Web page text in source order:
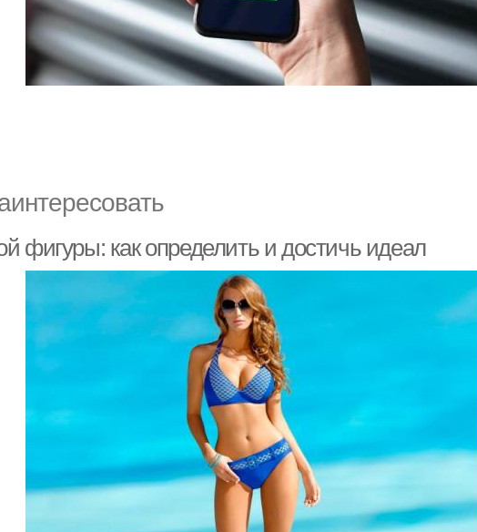
фигуры: как определить и достичь идеал